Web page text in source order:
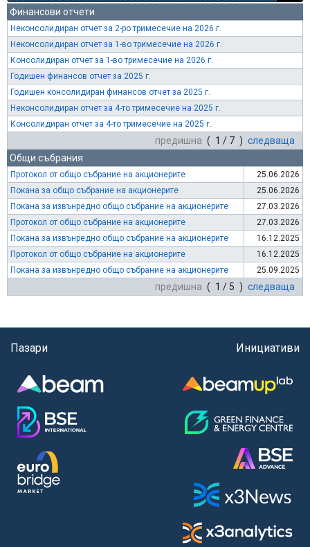
Финансови отчети
Неконсолидиран отчет за 2-ро тримесечие на 2026 г.
Неконсолидиран отчет за 1-во тримесечие на 2026 г.
Консолидиран отчет за 1-во тримесечие на 2026 г.
Годишен финансов отчет за 2025 г.
Годишен консолидиран финансов отчет за 2025 г.
Неконсолидиран отчет за 4-то тримесечие на 2025 г.
Консолидиран отчет за 4-то тримесечие на 2025 г.
предишна ( 1 / 7 ) следваща
Общи събрания
Протокол от общо събрание на акционерите
25.06.2026
Покана за общо събрание на акционерите
25.06.2026
Покана за извънредно общо събрание на акционерите
27.03.2026
Протокол от общо събрание на акционерите
27.03.2026
Покана за извънредно общо събрание на акционерите
16.12.2025
Протокол от общо събрание на акционерите
16.12.2025
Покана за извънредно общо събрание на акционерите
25.09.2025
предишна ( 1 / 5 ) следваща
Пазари Инициативи